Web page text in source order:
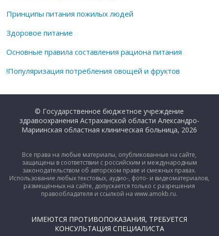
Принципы питания пожилых людей
Здоровое питание
Основные правила составления рациона питания
!Популяризация потребления овощей и фруктов
© Государственное бюджетное учреждение
здравоохранения Астраханской области Александро-
Мариинская областная клиническая больница, 2026
Все права на любые материалы, опубликованные на сайте,
защищены в соответствии с российским и международным
законодательством об авторском праве и смежных правах.
Использование любых текстовых, аудио-, фото- и видеоматериалов,
размещённых на сайте, допускается только с разрешения
правообладателя и ссылкой на www.amokb.ru.
ИМЕЮТСЯ ПРОТИВОПОКАЗАНИЯ, ТРЕБУЕТСЯ
КОНСУЛЬТАЦИЯ СПЕЦИАЛИСТА